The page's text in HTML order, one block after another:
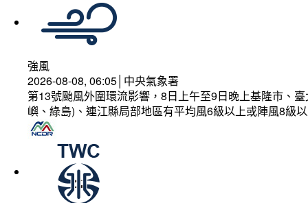
強風
2026-08-08, 06:05│中央氣象署
第13號颱風外圍環流影響，8日上午至9日晚上基隆市、
嶼、綠島)、連江縣局部地區有平均風6級以上或陣風8級